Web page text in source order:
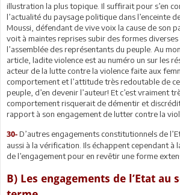
illustration la plus topique. Il suffirait pour s’en
l’actualité du paysage politique dans l’enceinte
Moussi, défendant de vive voix la cause de son
voit à maintes reprises subir des formes diverses
l’assemblée des représentants du peuple. Au
article, ladite violence est au numéro un sur les
acteur de la lutte contre la violence faite aux
comportement et l’attitude très redoutable de
peuple, d’en devenir l’auteur! Et c’est vraiment
comportement risquerait de démentir et
rapport à son engagement de lutter contre la
30- D’autres engagements constitutionnels de
aussi à la vérification. Ils échappent cependant à
de l’engagement pour en revêtir une forme
B) Les engagements de l’Etat au